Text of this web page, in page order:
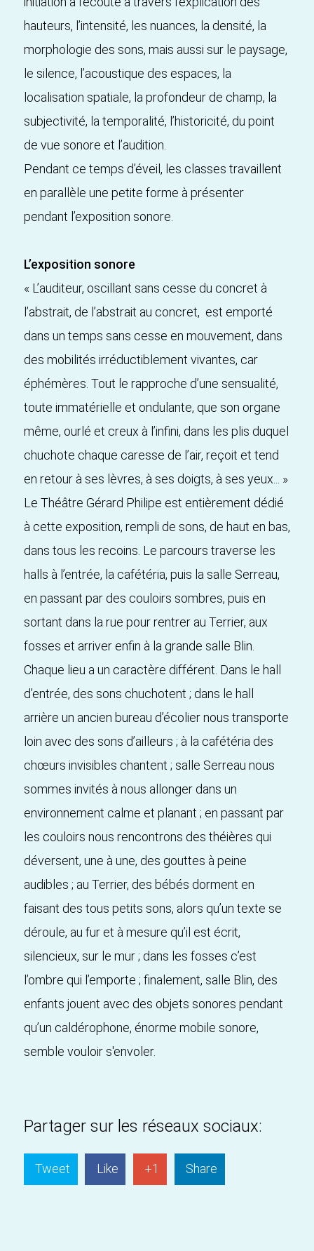
hauteurs, l’intensité, les nuances, la densité, la
morphologie des sons, mais aussi sur le paysage,
le silence, l’acoustique des espaces, la
localisation spatiale, la profondeur de champ, la
subjectivité, la temporalité, l’historicité, du point
de vue sonore et l’audition.
Pendant ce temps d’éveil, les classes travaillent
en parallèle une petite forme à présenter
pendant l’exposition sonore.
L’exposition sonore
« L’auditeur, oscillant sans cesse du concret à
l’abstrait, de l’abstrait au concret, est emporté
dans un temps sans cesse en mouvement, dans
des mobilités irréductiblement vivantes, car
éphémères. Tout le rapproche d’une sensualité,
toute immatérielle et ondulante, que son organe
même, ourlé et creux à l’infini, dans les plis duquel
chuchote chaque caresse de l’air, reçoit et tend
en retour à ses lèvres, à ses doigts, à ses yeux... »
Le Théâtre Gérard Philipe est entièrement dédié
à cette exposition, rempli de sons, de haut en bas,
dans tous les recoins. Le parcours traverse les
halls à l’entrée, la cafétéria, puis la salle Serreau,
en passant par des couloirs sombres, puis en
sortant dans la rue pour rentrer au Terrier, aux
fosses et arriver enfin à la grande salle Blin.
Chaque lieu a un caractère différent. Dans le hall
d’entrée, des sons chuchotent ; dans le hall
arrière un ancien bureau d’écolier nous transporte
loin avec des sons d’ailleurs ; à la cafétéria des
chœurs invisibles chantent ; salle Serreau nous
sommes invités à nous allonger dans un
environnement calme et planant ; en passant par
les couloirs nous rencontrons des théières qui
déversent, une à une, des gouttes à peine
audibles ; au Terrier, des bébés dorment en
faisant des tous petits sons, alors qu’un texte se
déroule, au fur et à mesure qu’il est écrit,
silencieux, sur le mur ; dans les fosses c’est
l’ombre qui l’emporte ; finalement, salle Blin, des
enfants jouent avec des objets sonores pendant
qu’un caldérophone, énorme mobile sonore,
semble vouloir s'envoler.
Partager sur les réseaux sociaux:
Tweet Like +1 Share